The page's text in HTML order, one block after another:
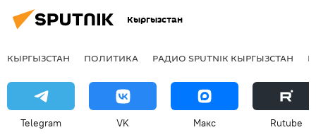
Кыргызстан
КЫРГЫЗСТАН ПОЛИТИКА РАДИО SPUTNIK КЫРГЫЗСТАН
Telegram VK Макс Rutube